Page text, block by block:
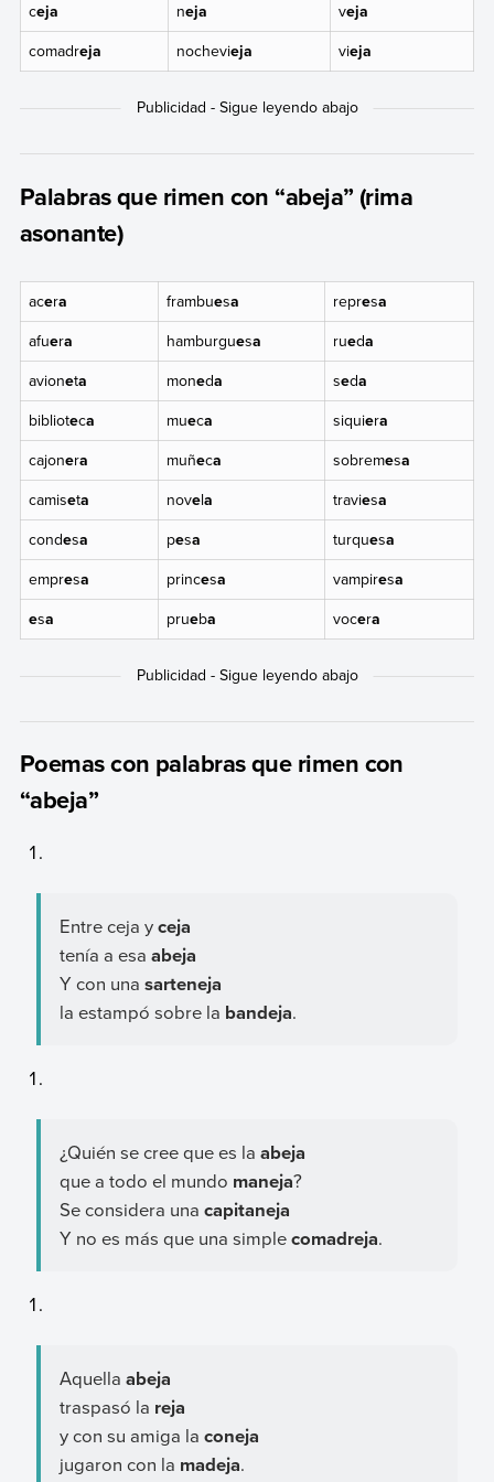
ceja neja veja
comadreja nochevieja vieja
Palabras que rimen con “abeja” (rima
asonante)
acera frambuesa represa
afuera hamburguesa rueda
avioneta moneda seda
biblioteca mueca siquiera
cajonera muñeca sobremesa
camiseta novela traviesa
condesa pesa turquesa
empresa princesa vampiresa
esa prueba vocera
Poemas con palabras que rimen con
“abeja”
Entre ceja yceja
tenía a esa abeja
Y con una sarteneja
la estampó sobre la bandeja.
¿Quién se cree que es la abeja
que a todo el mundo maneja?
Se considera una capitaneja
Y no es más que una simplecomadreja.
Aquella abeja
traspasó la reja
y con su amiga la coneja
jugaron con la madeja.